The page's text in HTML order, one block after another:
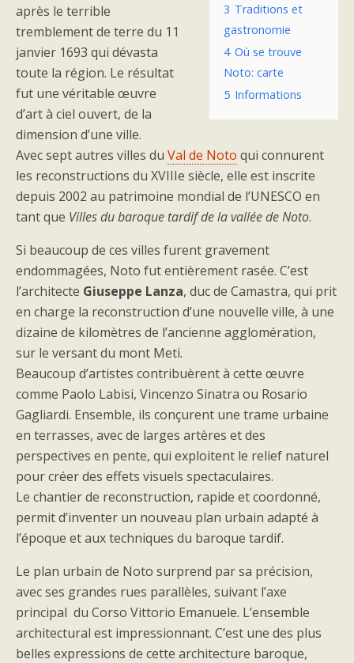
3 Traditions et
gastronomie
4 Où se trouve
Noto: carte
5 Informations
après le terrible
tremblement de terre du 11
janvier 1693 qui dévasta
toute la région. Le résultat
fut une véritable œuvre
d’art à ciel ouvert, de la
dimension d’une ville.
Avec sept autres villes du Val de Noto qui connurent
les reconstructions du XVIIIe siècle, elle est inscrite
depuis 2002 au patrimoine mondial de l’UNESCO en
tant que Villes du baroque tardif de la vallée de Noto.
Si beaucoup de ces villes furent gravement
endommagées, Noto fut entièrement rasée. C’est
l’architecte Giuseppe Lanza, duc de Camastra, qui prit
en charge la reconstruction d’une nouvelle ville, à une
dizaine de kilomètres de l’ancienne agglomération,
sur le versant du mont Meti.
Beaucoup d’artistes contribuèrent à cette œuvre
comme Paolo Labisi, Vincenzo Sinatra ou Rosario
Gagliardi. Ensemble, ils conçurent une trame urbaine
en terrasses, avec de larges artères et des
perspectives en pente, qui exploitent le relief naturel
pour créer des effets visuels spectaculaires.
Le chantier de reconstruction, rapide et coordonné,
permit d’inventer un nouveau plan urbain adapté à
l’époque et aux techniques du baroque tardif.
Le plan urbain de Noto surprend par sa précision,
avec ses grandes rues parallèles, suivant l’axe
principal du Corso Vittorio Emanuele. L’ensemble
architectural est impressionnant. C’est une des plus
belles expressions de cette architecture baroque,